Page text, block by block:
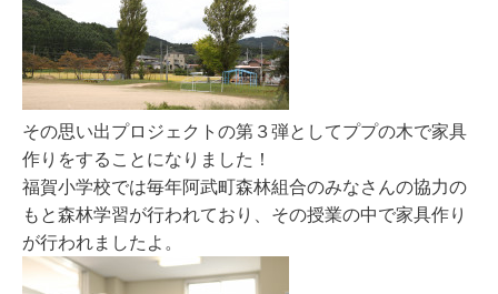
その思い出プロジェクトの第３弾としてププの木で家具
作りをすることになりました！
福賀小学校では毎年阿武町森林組合のみなさんの協力の
もと森林学習が行われており、その授業の中で家具作り
が行われましたよ。